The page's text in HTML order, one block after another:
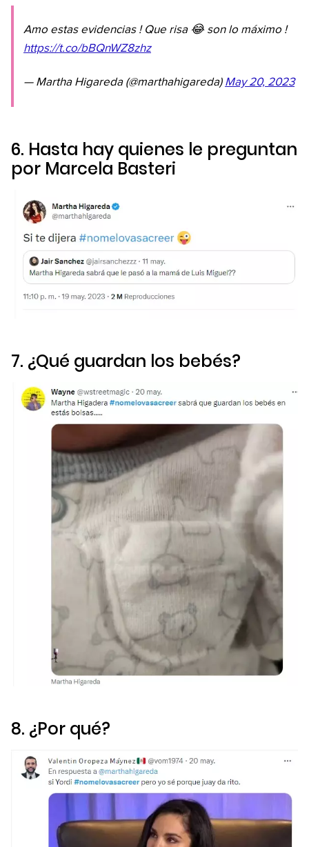
Amo estas evidencias ! Que risa 😂 son lo máximo !
https://t.co/bBQnWZ8zhz
— Martha Higareda (@marthahigareda) May 20, 2023
6. Hasta hay quienes le preguntan
por Marcela Basteri
7. ¿Qué guardan los bebés?
8. ¿Por qué?